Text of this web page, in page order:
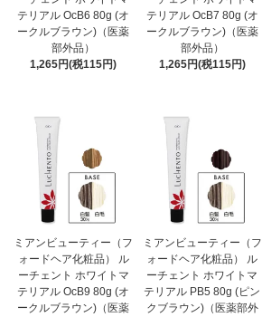
テリアル OcB6 80g (オ
ークルブラウン)（医薬
部外品）
1,265円(税115円)
テリアル OcB7 80g (オ
ークルブラウン)（医薬
部外品）
1,265円(税115円)
ミアンビューティー（フ
ォードヘア化粧品） ル
ーチェント ホワイトマ
テリアル OcB9 80g (オ
ークルブラウン)（医薬
ミアンビューティー（フ
ォードヘア化粧品） ル
ーチェント ホワイトマ
テリアル PB5 80g (ピン
クブラウン)（医薬部外